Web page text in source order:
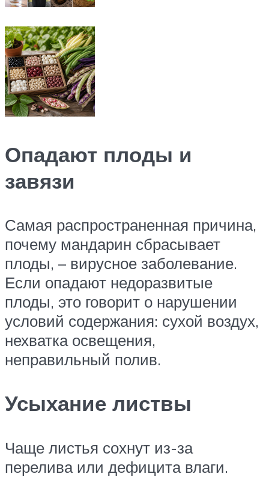
Опадают плоды и
завязи
Самая распространенная причина,
почему мандарин сбрасывает
плоды, – вирусное заболевание.
Если опадают недоразвитые
плоды, это говорит о нарушении
условий содержания: сухой воздух,
нехватка освещения,
неправильный полив.
Усыхание листвы
Чаще листья сохнут из-за
перелива или дефицита влаги.